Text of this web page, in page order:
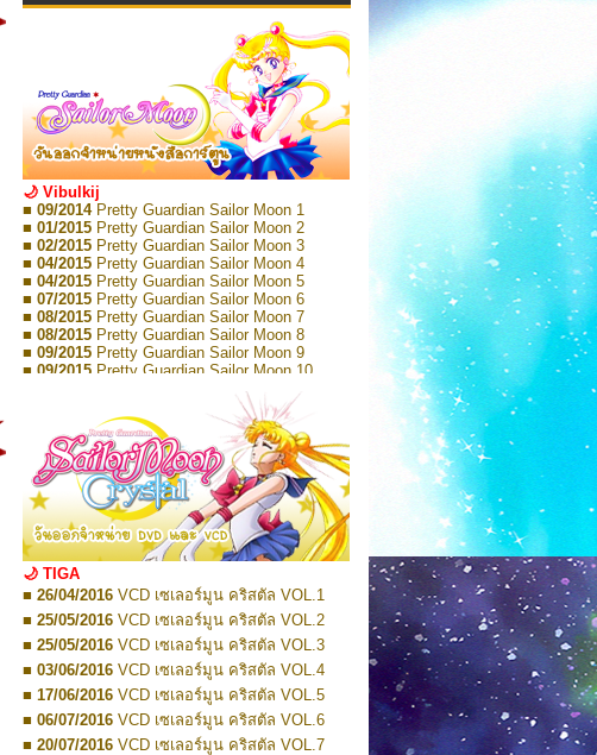
🌙 Vibulkij
■ 09/2014 Pretty Guardian Sailor Moon 1
■ 01/2015 Pretty Guardian Sailor Moon 2
■ 02/2015 Pretty Guardian Sailor Moon 3
■ 04/2015 Pretty Guardian Sailor Moon 4
■ 04/2015 Pretty Guardian Sailor Moon 5
■ 07/2015 Pretty Guardian Sailor Moon 6
■ 08/2015 Pretty Guardian Sailor Moon 7
■ 08/2015 Pretty Guardian Sailor Moon 8
■ 09/2015 Pretty Guardian Sailor Moon 9
■ 09/2015 Pretty Guardian Sailor Moon 10
Pretty Guardian Sailor Moon 11
Pretty Guardian Sailor Moon 12
Pretty Guardian Sailor Moon Short
Stories 1
■ 09/2018Pretty Guardian Sailor Moon Short
Stories 2
■ 01/2022Pretty Guardian Sailor Moon Eternal
Edition 1
■ 01/2022Pretty Guardian Sailor Moon Eternal
Edition 2
■ 03/2022Pretty Guardian Sailor Moon Eternal
Edition 3
■ 03/2022Pretty Guardian Sailor Moon Eternal
Edition 4
■ 07/2022Pretty Guardian Sailor Moon Eternal
Edition 5
■ 07/2022Pretty Guardian Sailor Moon Eternal
Edition 6
Pretty Guardian Sailor Moon Eternal
Edition 7
■ 01/2023Pretty Guardian Sailor Moon Eternal
🌙 TIGA
■ 26/04/2016 VCD เซเลอร์มูน คริสตัล VOL.1
■ 25/05/2016 VCD เซเลอร์มูน คริสตัล VOL.2
■ 25/05/2016 VCD เซเลอร์มูน คริสตัล VOL.3
■ 03/06/2016 VCD เซเลอร์มูน คริสตัล VOL.4
■ 17/06/2016 VCD เซเลอร์มูน คริสตัล VOL.5
■ 06/07/2016 VCD เซเลอร์มูน คริสตัล VOL.6
■ 20/07/2016 VCD เซเลอร์มูน คริสตัล VOL.7